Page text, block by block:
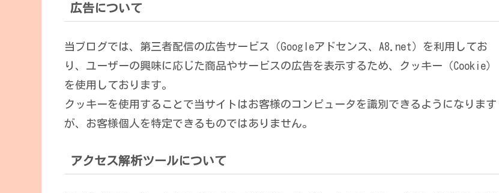
広告について
当ブログでは、第三者配信の広告サービス（Googleアドセンス、A8.net）を利用してお
り、ユーザーの興味に応じた商品やサービスの広告を表示するため、クッキー（Cookie）
を使用しております。
クッキーを使用することで当サイトはお客様のコンピュータを識別できるようになります
が、お客様個人を特定できるものではありません。
アクセス解析ツールについて